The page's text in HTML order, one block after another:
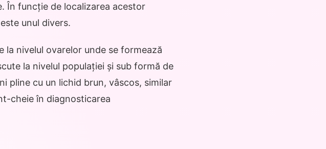
În funcție de localizarea acestor
unul divers.
la nivelul ovarelor unde se formează
la nivelul populației și sub formă de
pline cu un lichid brun, vâscos, similar
cheie în diagnosticarea